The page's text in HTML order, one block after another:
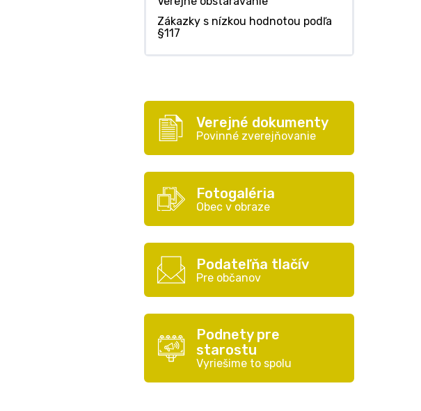
Zákazky s nízkou hodnotou podľa
§117
Verejné dokumenty
Povinné zverejňovanie
Fotogaléria
Obec v obraze
Podateľňa tlačív
Pre občanov
Podnety pre
starostu
Vyriešime to spolu